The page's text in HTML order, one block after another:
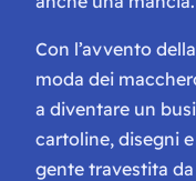
Con l’avvento
moda dei
a diventare un
cartoline, disegni
gente travestita